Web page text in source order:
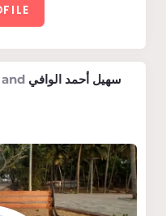
and سهيل أحمد الوافي